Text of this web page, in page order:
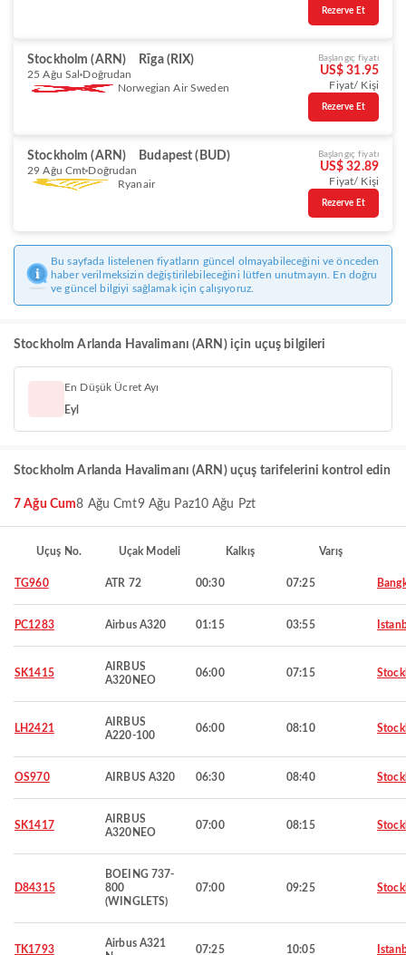
Rezerve Et
Stockholm (ARN) Rīga (RIX)
25 Ağu Sal Doğrudan
Norwegian Air Sweden
Başlangıç fiyatı
US$ 31.95
Fiyat/ Kişi
Rezerve Et
Stockholm (ARN) Budapest (BUD)
29 Ağu Cmt Doğrudan
Ryanair
Başlangıç fiyatı
US$ 32.89
Fiyat/ Kişi
Rezerve Et
Bu sayfada listelenen fiyatların güncel olmayabileceğini ve önceden
haber verilmeksizin değiştirilebileceğini lütfen unutmayın. En doğru
ve güncel bilgiyi sağlamak için çalışıyoruz.
Stockholm Arlanda Havalimanı (ARN) için uçuş bilgileri
En Düşük Ücret Ayı
Eyl
Stockholm Arlanda Havalimanı (ARN) uçuş tarifelerini kontrol edin
7 Ağu Cum8 Ağu Cmt9 Ağu Paz10 Ağu Pzt
Uçuş No. Uçak Modeli Kalkış Varış
TG960 ATR 72 00:30 07:25
PC1283 Airbus A320 01:15 03:55
SK1415
AIRBUS
A320NEO
06:00 07:15
LH2421
AIRBUS
A220-100
06:00 08:10
OS970 AIRBUS A320 06:30 08:40
SK1417
AIRBUS
A320NEO
07:00 08:15
D84315
BOEING 737-
800
(WINGLETS)
07:00 09:25
TK1793
Airbus A321
07:25 10:05